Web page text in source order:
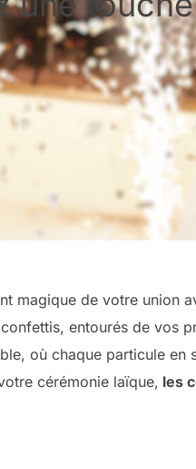
magique de votre union
entourés de vos
où chaque particule en
cérémonie laïque, les